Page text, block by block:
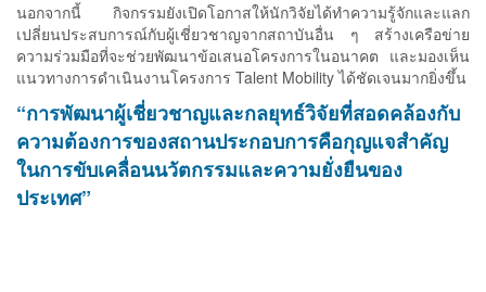
นอกจากนี้ กิจกรรมยังเปิดโอกาสให้นักวิจัยได้ทำความรู้จักและแลก
เปลี่ยนประสบการณ์กับผู้เชี่ยวชาญจากสถาบันอื่น ๆ สร้างเครือข่าย
ความร่วมมือที่จะช่วยพัฒนาข้อเสนอโครงการในอนาคต และมองเห็น
แนวทางการดำเนินงานโครงการ Talent Mobility ได้ชัดเจนมากยิ่งขึ้น
“การพัฒนาผู้เชี่ยวชาญและกลยุทธ์วิจัยที่สอดคล้องกับ
ความต้องการของสถานประกอบการคือกุญแจสำคัญ
ในการขับเคลื่อนนวัตกรรมและความยั่งยืนของ
ประเทศ”